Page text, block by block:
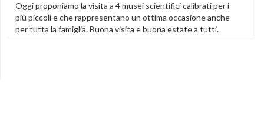
Oggi proponiamo la visita a 4 musei scientifici calibrati per i
più piccoli e che rappresentano un ottima occasione anche
per tutta la famiglia. Buona visita e buona estate a tutti.